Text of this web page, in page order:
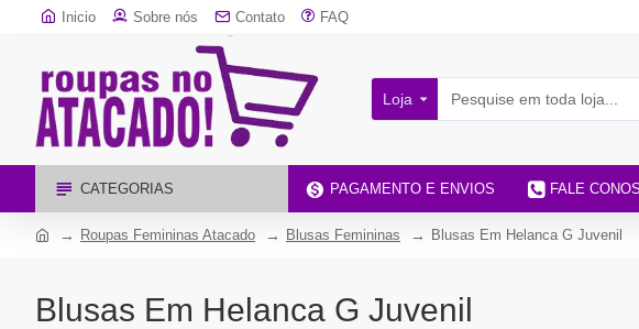
Inicio Sobre nós Contato FAQ
Loja
CATEGORIAS PAGAMENTO E ENVIOS FALE
Roupas Femininas Atacado Blusas Femininas Blusas Em Helanca G Juvenil
Blusas Em Helanca G Juvenil